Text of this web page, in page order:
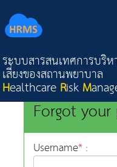
ระบบสารสนเทศการบริ
เสี่ยงของสถานพยาบาล
Healthcare Risk M
Forgot your
Username*: